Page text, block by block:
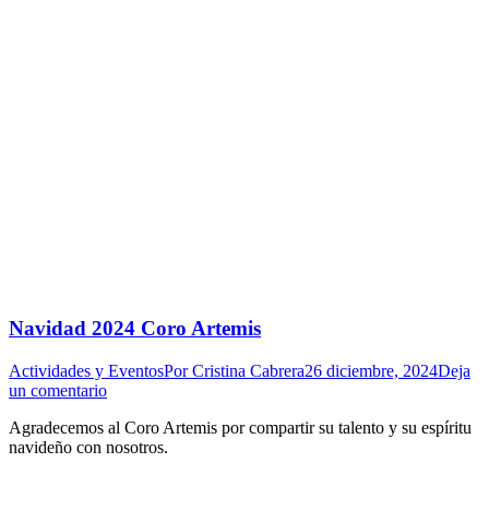
Navidad 2024 Coro Artemis
Actividades y EventosPorCristina Cabrera26 diciembre, 2024Deja
un comentario
Agradecemos al Coro Artemis por compartir su talento y su espíritu
navideño con nosotros.